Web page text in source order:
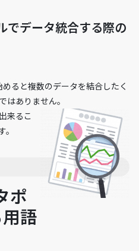
データ統合する際の
ると複数のデータを結合したく
はありません。
来るこ
ポ
語